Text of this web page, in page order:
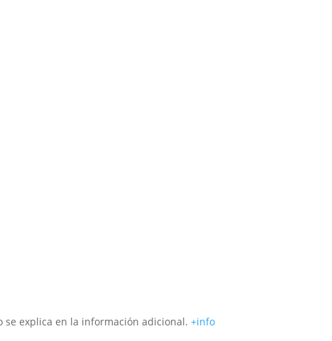
se explica en la información adicional.+info